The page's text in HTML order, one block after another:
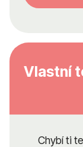
Vlastní
Chybí ti